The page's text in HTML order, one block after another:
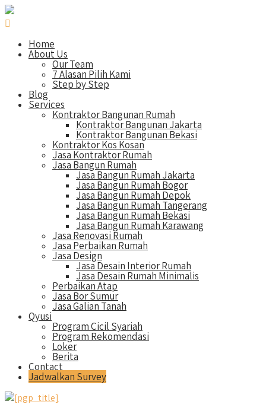
Home
About Us
Our Team
7 Alasan Pilih Kami
Step by Step
Blog
Services
Kontraktor Bangunan Rumah
Kontraktor Bangunan Jakarta
Kontraktor Bangunan Bekasi
Kontraktor Kos Kosan
Jasa Kontraktor Rumah
Jasa Bangun Rumah
Jasa Bangun Rumah Jakarta
Jasa Bangun Rumah Bogor
Jasa Bangun Rumah Depok
Jasa Bangun Rumah Tangerang
Jasa Bangun Rumah Bekasi
Jasa Bangun Rumah Karawang
Jasa Renovasi Rumah
Jasa Perbaikan Rumah
Jasa Design
Jasa Desain Interior Rumah
Jasa Desain Rumah Minimalis
Perbaikan Atap
Jasa Bor Sumur
Jasa Galian Tanah
Qyusi
Program Cicil Syariah
Program Rekomendasi
Loker
Berita
Contact
Jadwalkan Survey